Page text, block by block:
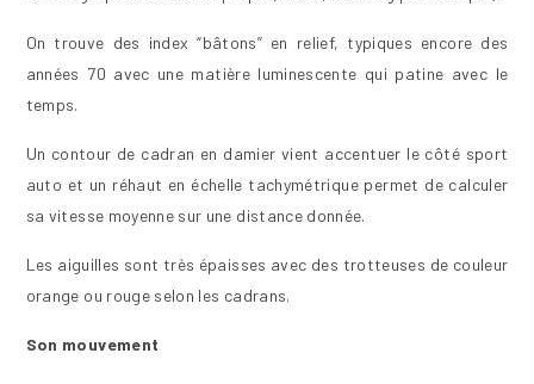
On trouve des index “bâtons” en relief, typiques encore des
années 70 avec une matière luminescente qui patine avec le
temps.
Un contour de cadran en damier vient accentuer le côté sport
auto et un réhaut en échelle tachymétrique permet de calculer
sa vitesse moyenne sur une distance donnée.
Les aiguilles sont très épaisses avec des trotteuses de couleur
orange ou rouge selon les cadrans.
Son mouvement